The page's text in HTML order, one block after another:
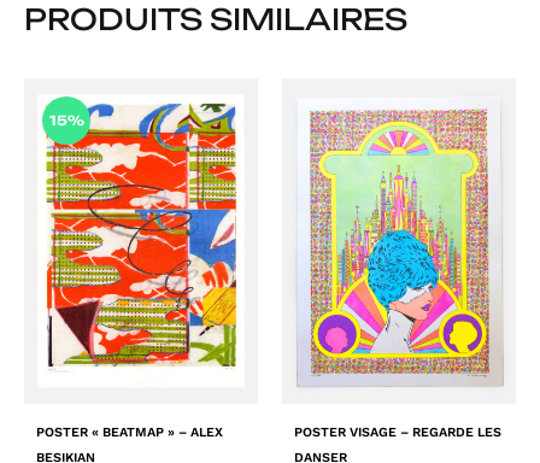
PRODUITS SIMILAIRES
15%
POSTER « BEATMAP » – ALEX
BESIKIAN
POSTER VISAGE – REGARDE LES
DANSER